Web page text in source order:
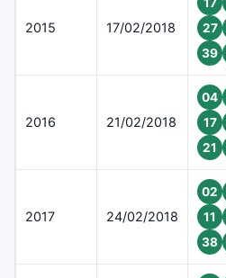
2015 17/02/2018
27
39
2016 21/02/2018
04
17
21
2017 24/02/2018
02
11
38